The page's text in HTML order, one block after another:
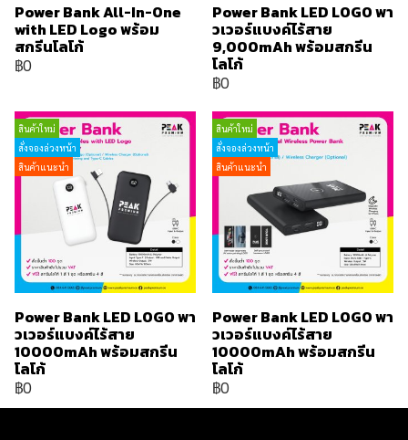
Power Bank All-In-One
with LED Logo พร้อม
สกรีนโลโก้
฿0
Power Bank LED LOGO พา
วเวอร์แบงค์ไร้สาย
9,000mAh พร้อมสกรีน
โลโก้
฿0
สินค้าใหม่
สั่งจองล่วงหน้า
สินค้าแนะนำ
Power Bank LED LOGO พา
วเวอร์แบงค์ไร้สาย
10000mAh พร้อมสกรีน
โลโก้
฿0
สินค้าใหม่
สั่งจองล่วงหน้า
สินค้าแนะนำ
Power Bank LED LOGO พา
วเวอร์แบงค์ไร้สาย
10000mAh พร้อมสกรีน
โลโก้
฿0